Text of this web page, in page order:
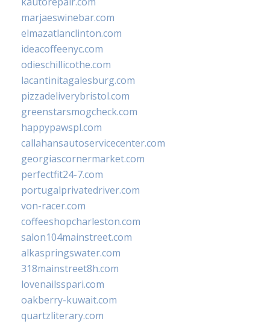
marjaeswinebar.com
elmazatlanclinton.com
ideacoffeenyc.com
odieschillicothe.com
lacantinitagalesburg.com
pizzadeliverybristol.com
greenstarsmogcheck.com
happypawspl.com
callahansautoservicecenter.com
georgiascornermarket.com
perfectfit24-7.com
portugalprivatedriver.com
von-racer.com
coffeeshopcharleston.com
salon104mainstreet.com
alkaspringswater.com
318mainstreet8h.com
lovenailsspari.com
oakberry-kuwait.com
quartzliterary.com